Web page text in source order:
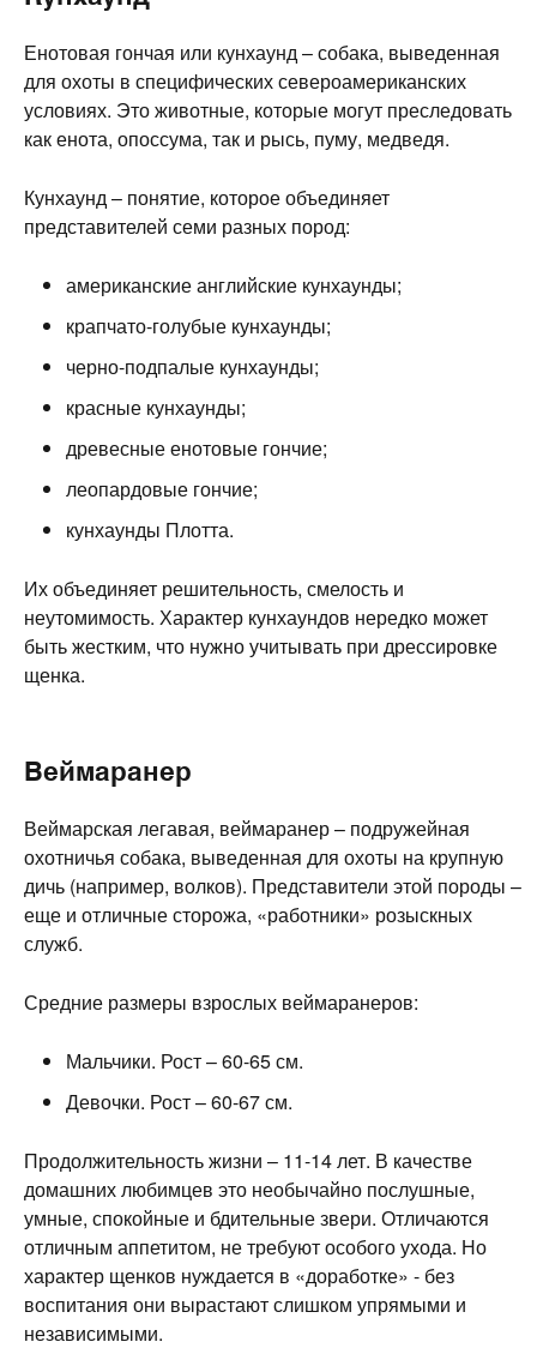
Енотовая гончая или кунхаунд – собака, выведенная
для охоты в специфических североамериканских
условиях. Это животные, которые могут преследовать
как енота, опоссума, так и рысь, пуму, медведя.
Кунхаунд – понятие, которое объединяет
представителей семи разных пород:
американские английские кунхаунды;
крапчато-голубые кунхаунды;
черно-подпалые кунхаунды;
красные кунхаунды;
древесные енотовые гончие;
леопардовые гончие;
кунхаунды Плотта.
Их объединяет решительность, смелость и
неутомимость. Характер кунхаундов нередко может
быть жестким, что нужно учитывать при дрессировке
щенка.
Веймаранер
Веймарская легавая, веймаранер – подружейная
охотничья собака, выведенная для охоты на крупную
дичь (например, волков). Представители этой породы –
еще и отличные сторожа, «работники» розыскных
служб.
Средние размеры взрослых веймаранеров:
Мальчики. Рост – 60-65 см.
Девочки. Рост – 60-67 см.
Продолжительность жизни – 11-14 лет. В качестве
домашних любимцев это необычайно послушные,
умные, спокойные и бдительные звери. Отличаются
отличным аппетитом, не требуют особого ухода. Но
характер щенков нуждается в «доработке» - без
воспитания они вырастают слишком упрямыми и
независимыми.